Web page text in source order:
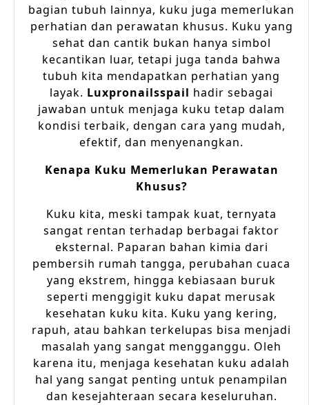
bagian tubuh lainnya, kuku juga memerlukan
perhatian dan perawatan khusus. Kuku yang
sehat dan cantik bukan hanya simbol
kecantikan luar, tetapi juga tanda bahwa
tubuh kita mendapatkan perhatian yang
layak. Luxpronailsspail hadir sebagai
jawaban untuk menjaga kuku tetap dalam
kondisi terbaik, dengan cara yang mudah,
efektif, dan menyenangkan.
Kenapa Kuku Memerlukan Perawatan
Khusus?
Kuku kita, meski tampak kuat, ternyata
sangat rentan terhadap berbagai faktor
eksternal. Paparan bahan kimia dari
pembersih rumah tangga, perubahan cuaca
yang ekstrem, hingga kebiasaan buruk
seperti menggigit kuku dapat merusak
kesehatan kuku kita. Kuku yang kering,
rapuh, atau bahkan terkelupas bisa menjadi
masalah yang sangat mengganggu. Oleh
karena itu, menjaga kesehatan kuku adalah
hal yang sangat penting untuk penampilan
dan kesejahteraan secara keseluruhan.